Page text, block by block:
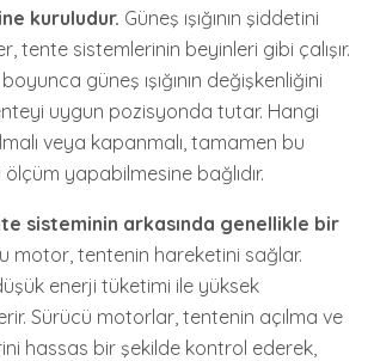
kuruludur. Güneş ışığının şiddetini
tente sistemlerinin beyinleri gibi çalışır.
güneş ışığının değişkenliğini
uygun pozisyonda tutar. Hangi
veya kapanmalı, tamamen bu
yapabilmesine bağlıdır.
sisteminin arkasında genellikle bir
motor, tentenin hareketini sağlar.
enerji tüketimi ile yüksek
Sürücü motorlar, tentenin açılma ve
hassas bir şekilde kontrol ederek,